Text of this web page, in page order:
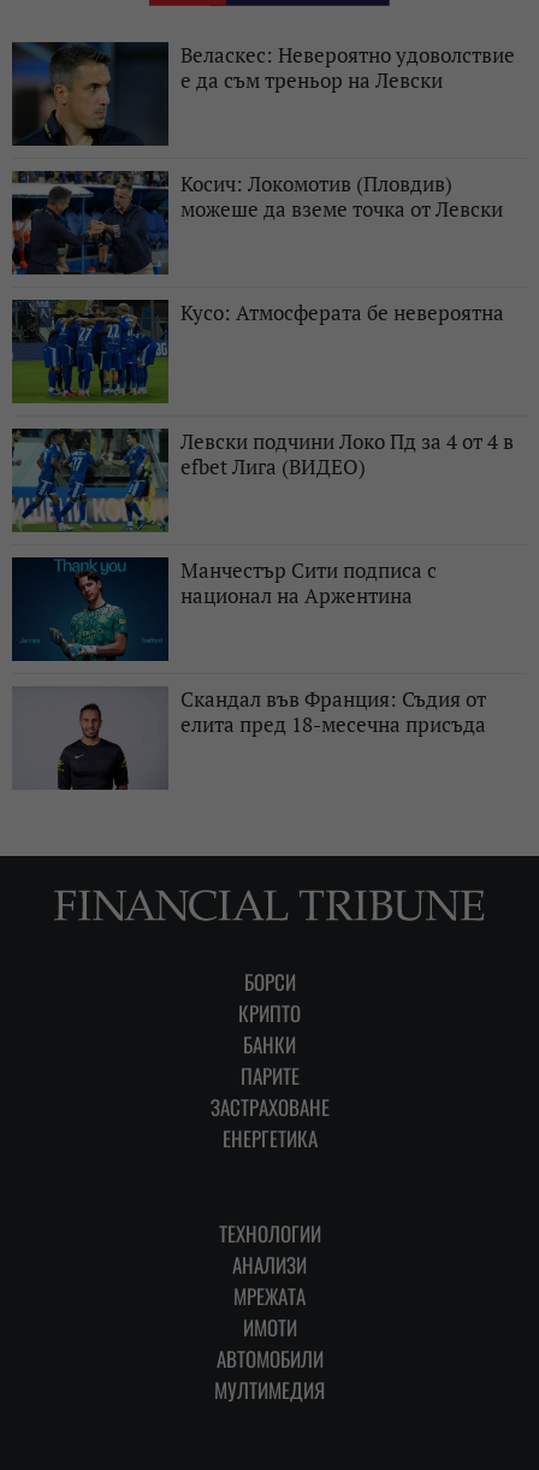
Веласкес: Невероятно удоволствие
е да съм треньор на Левски
Косич: Локомотив (Пловдив)
можеше да вземе точка от Левски
Кусо: Атмосферата бе невероятна
Левски подчини Локо Пд за 4 от 4 в
efbet Лига (ВИДЕО)
Манчестър Сити подписа с
национал на Аржентина
Скандал във Франция: Съдия от
елита пред 18-месечна присъда
БОРСИ
КРИПТО
БАНКИ
ПАРИТЕ
ЗАСТРАХОВАНЕ
ЕНЕРГЕТИКА
ТЕХНОЛОГИИ
АНАЛИЗИ
МРЕЖАТА
ИМОТИ
АВТОМОБИЛИ
МУЛТИМЕДИЯ